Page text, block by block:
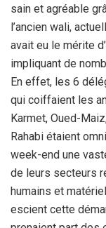
sain et agréable
l’ancien wali,
avait eu le mérite
impliquant de
En effet, les 6
qui coiffaient les
Karmet, Oued-
Rahabi étaient
week-end une
de leurs secteurs
humains et
escient cette